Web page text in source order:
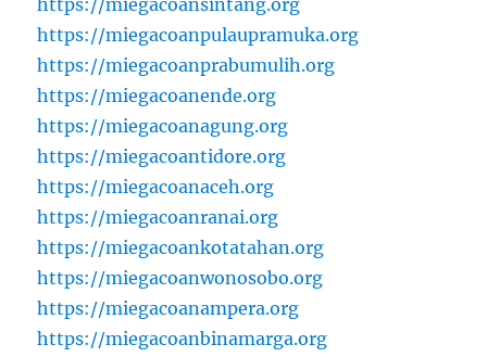
https://miegacoansintang.org
https://miegacoanpulaupramuka.org
https://miegacoanprabumulih.org
https://miegacoanende.org
https://miegacoanagung.org
https://miegacoantidore.org
https://miegacoanaceh.org
https://miegacoanranai.org
https://miegacoankotatahan.org
https://miegacoanwonosobo.org
https://miegacoanampera.org
https://miegacoanbinamarga.org